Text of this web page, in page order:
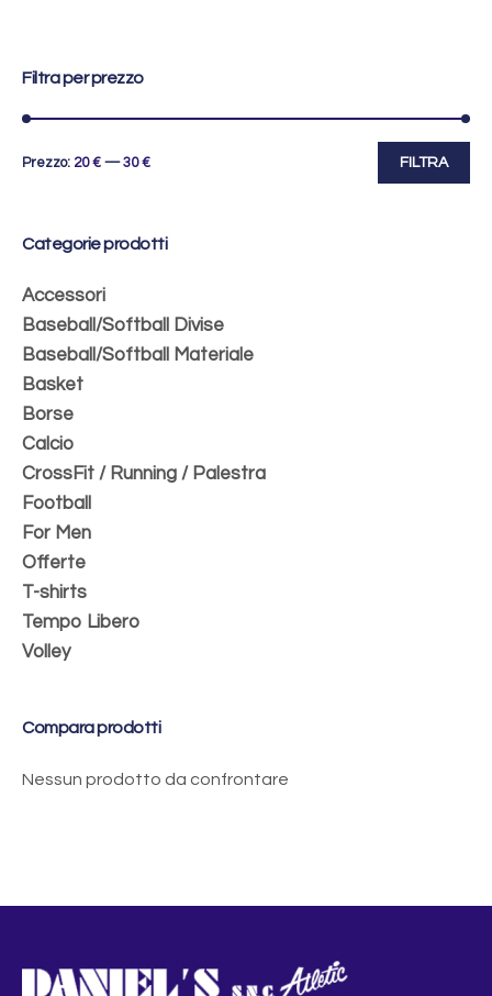
Filtra per prezzo
Prezzo
Prezzo
FILTRA
Prezzo: 20€ —30€
Categorie prodotti
Accessori
Baseball/Softball Divise
Baseball/Softball Materiale
Basket
Borse
Calcio
CrossFit / Running / Palestra
Football
For Men
Offerte
T-shirts
Tempo Libero
Volley
Compara prodotti
Nessun prodotto da confrontare